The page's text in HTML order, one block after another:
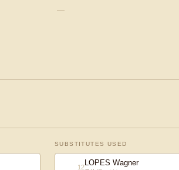
—
SUBSTITUTES USED
12LOPES Wagner